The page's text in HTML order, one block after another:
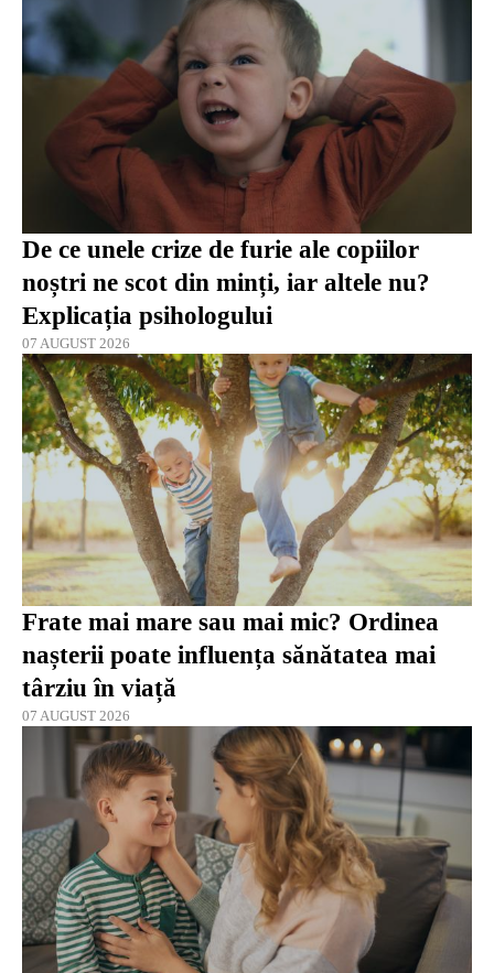
De ce unele crize de furie ale copiilor
noștri ne scot din minți, iar altele nu?
Explicația psihologului
07 AUGUST 2026
Frate mai mare sau mai mic? Ordinea
nașterii poate influența sănătatea mai
târziu în viață
07 AUGUST 2026